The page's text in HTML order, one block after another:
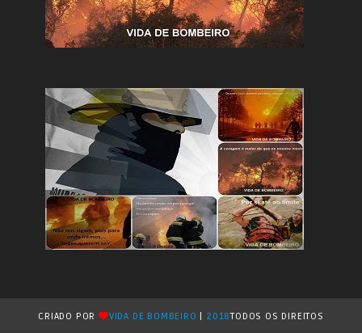
CRIADO POR VIDA DE BOMBEIRO 2018TODOS OS DIREITOS